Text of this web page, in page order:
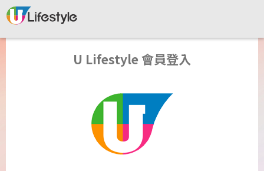
U Lifestyle 會員登入